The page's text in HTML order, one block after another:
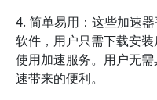
4. 简单易用：这些加速
软件，用户只需下载安
使用加速服务。用户无
速带来的便利。